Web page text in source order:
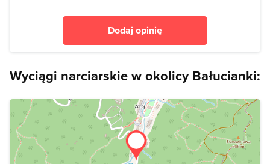
Dodaj opinię
Wyciągi narciarskie w okolicy Bałucianki: